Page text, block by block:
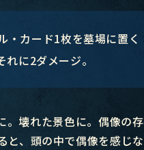
・カード1枚を墓場に置
に2ダメージ。
。壊れた景色に。偶像の存
と、頭の中で偶像を感じな